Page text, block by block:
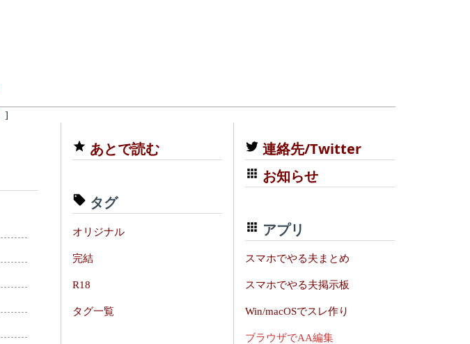
]
あとで読む
タグ
オリジナル
完結
R18
タグ一覧
連絡先/Twitter
お知らせ
アプリ
スマホでやる夫まとめ
スマホでやる夫掲示板
Win/macOSでスレ作り
ブラウザでAA編集